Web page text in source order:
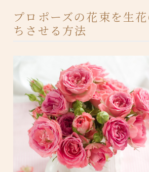
プロポーズの花束を生
ちさせる方法